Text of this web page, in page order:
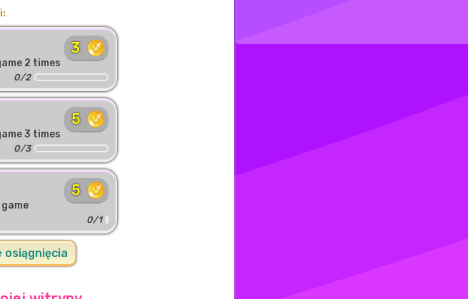
2 times
3
0/2
3 times
5
0/3
5
0/1
osiągnięcia